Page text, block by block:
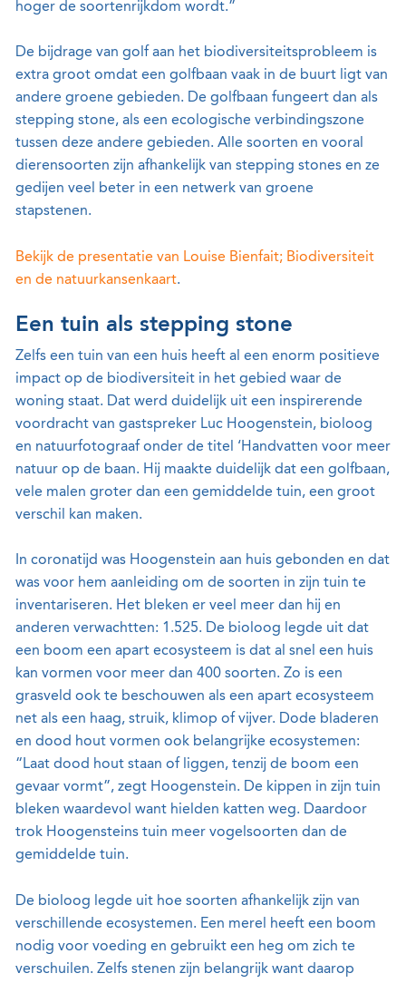
hoger de soortenrijkdom wordt.”
De bijdrage van golf aan het biodiversiteitsprobleem is
extra groot omdat een golfbaan vaak in de buurt ligt van
andere groene gebieden. De golfbaan fungeert dan als
stepping stone, als een ecologische verbindingszone
tussen deze andere gebieden. Alle soorten en vooral
dierensoorten zijn afhankelijk van stepping stones en ze
gedijen veel beter in een netwerk van groene
stapstenen.
Bekijk de presentatie van Louise Bienfait; Biodiversiteit
en de natuurkansenkaart.
Een tuin als stepping stone
Zelfs een tuin van een huis heeft al een enorm positieve
impact op de biodiversiteit in het gebied waar de
woning staat. Dat werd duidelijk uit een inspirerende
voordracht van gastspreker Luc Hoogenstein, bioloog
en natuurfotograaf onder de titel ‘Handvatten voor meer
natuur op de baan. Hij maakte duidelijk dat een golfbaan,
vele malen groter dan een gemiddelde tuin, een groot
verschil kan maken.
In coronatijd was Hoogenstein aan huis gebonden en dat
was voor hem aanleiding om de soorten in zijn tuin te
inventariseren. Het bleken er veel meer dan hij en
anderen verwachtten: 1.525. De bioloog legde uit dat
een boom een apart ecosysteem is dat al snel een huis
kan vormen voor meer dan 400 soorten. Zo is een
grasveld ook te beschouwen als een apart ecosysteem
net als een haag, struik, klimop of vijver. Dode bladeren
en dood hout vormen ook belangrijke ecosystemen:
“Laat dood hout staan of liggen, tenzij de boom een
gevaar vormt”, zegt Hoogenstein. De kippen in zijn tuin
bleken waardevol want hielden katten weg. Daardoor
trok Hoogensteins tuin meer vogelsoorten dan de
gemiddelde tuin.
De bioloog legde uit hoe soorten afhankelijk zijn van
verschillende ecosystemen. Een merel heeft een boom
nodig voor voeding en gebruikt een heg om zich te
verschuilen. Zelfs stenen zijn belangrijk want daarop